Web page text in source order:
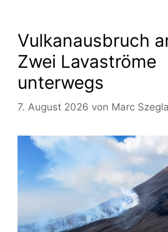
Vulkanausbruch
Zwei Lavaströme
unterwegs
7. August 2026 von Marc